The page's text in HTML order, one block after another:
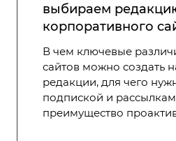
выбираем
корпоративного
В чем ключевые
сайтов можно создать
редакции, для чего
подпиской и
преимущество